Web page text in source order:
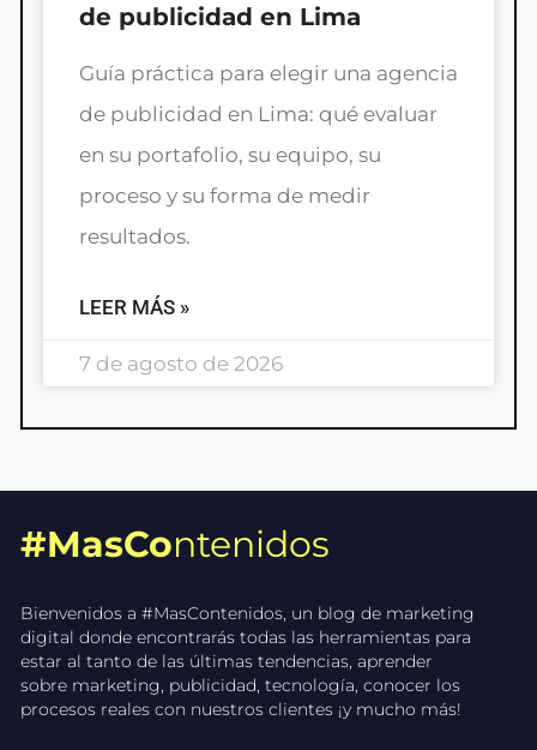
de publicidad en Lima
Guía práctica para elegir una agencia
de publicidad en Lima: qué evaluar
en su portafolio, su equipo, su
proceso y su forma de medir
resultados.
LEER MÁS »
7 de agosto de 2026
#MasContenidos
Bienvenidos a #MasContenidos, un blog de marketing
digital donde encontrarás todas las herramientas para
estar al tanto de las últimas tendencias, aprender
sobre marketing, publicidad, tecnología, conocer los
procesos reales con nuestros clientes ¡y mucho más!